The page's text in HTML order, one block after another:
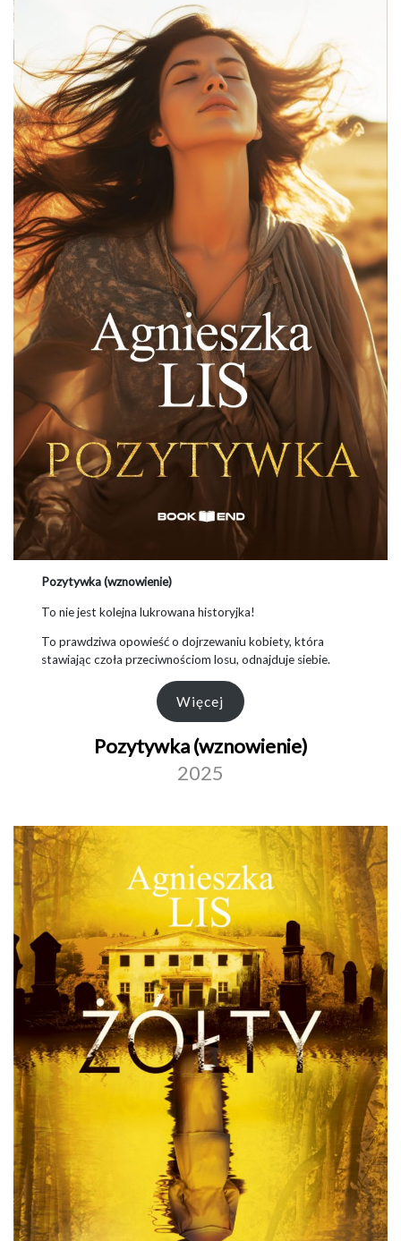
Pozytywka (wznowienie)
To nie jest kolejna lukrowana historyjka!
To prawdziwa opowieść o dojrzewaniu kobiety, która
stawiając czoła przeciwnościom losu, odnajduje siebie.
Więcej
Pozytywka (wznowienie)
2025